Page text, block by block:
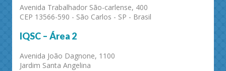
Avenida Trabalhador São-carlense, 400
CEP 13566-590 - São Carlos - SP - Brasil
IQSC – Área 2
Avenida João Dagnone, 1100
Jardim Santa Angelina